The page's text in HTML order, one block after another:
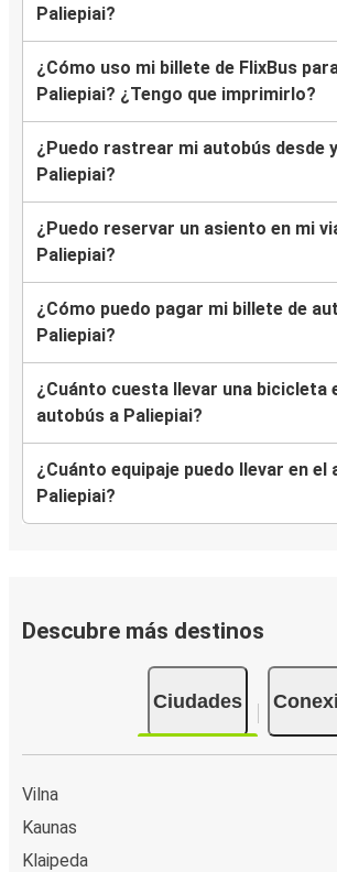
Paliepiai?
¿Cómo uso mi billete de FlixBus
Paliepiai? ¿Tengo que imprimirlo?
¿Puedo rastrear mi autobús desde
Paliepiai?
¿Puedo reservar un asiento en mi
Paliepiai?
¿Cómo puedo pagar mi billete de
Paliepiai?
¿Cuánto cuesta llevar una bicicleta
autobús a Paliepiai?
¿Cuánto equipaje puedo llevar en el
Paliepiai?
Descubre más destinos
Ciudades
Vilna
Kaunas
Klaipeda